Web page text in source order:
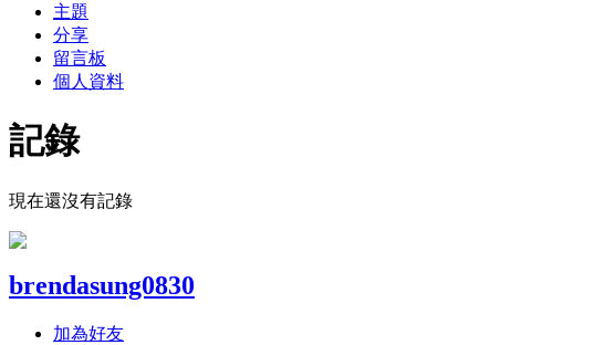
主題
分享
留言板
個人資料
記錄
現在還沒有記錄
brendasung0830
加為好友